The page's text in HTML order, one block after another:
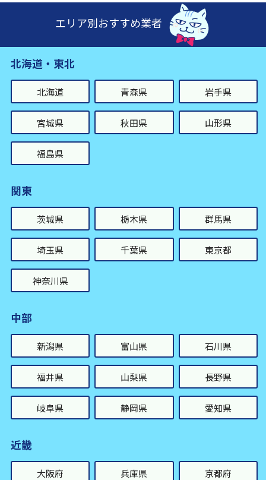
エリア別おすすめ業者
北海道・東北
北海道 青森県 岩手県
宮城県 秋田県 山形県
福島県
関東
茨城県 栃木県 群馬県
埼玉県 千葉県 東京都
神奈川県
中部
新潟県 富山県 石川県
福井県 山梨県 長野県
岐阜県 静岡県 愛知県
近畿
大阪府 兵庫県 京都府